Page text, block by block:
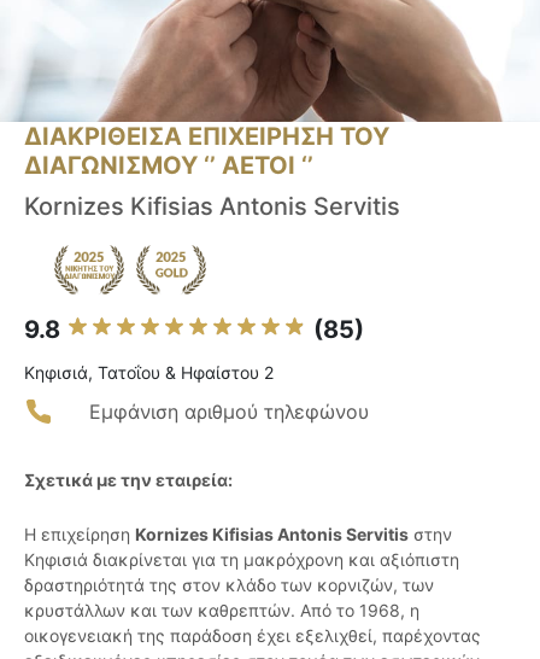
ΔΙΑΚΡΙΘΕΙΣΑ ΕΠΙΧΕΙΡΗΣΗ ΤΟΥ
ΔΙΑΓΩΝΙΣΜΟΥ ‘’ ΑΕΤΟΙ ‘’
Kornizes Kifisias Antonis Servitis
9.8 (85)
Κηφισιά, Τατοΐου & Ηφαίστου 2
Εμφάνιση αριθμού τηλεφώνου
Σχετικά με την εταιρεία:
Η επιχείρηση Kornizes Kifisias Antonis Servitis στην
Κηφισιά διακρίνεται για τη μακρόχρονη και αξιόπιστη
δραστηριότητά της στον κλάδο των κορνιζών, των
κρυστάλλων και των καθρεπτών. Από το 1968, η
οικογενειακή της παράδοση έχει εξελιχθεί, παρέχοντας